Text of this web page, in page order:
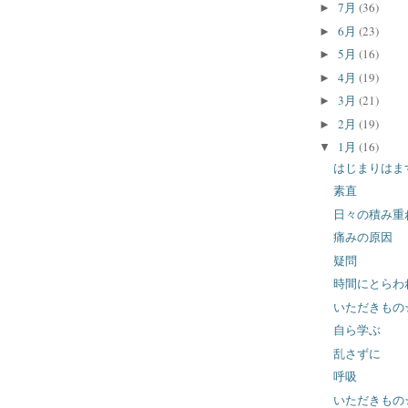
► 7月 (36)
► 6月 (23)
► 5月 (16)
► 4月 (19)
► 3月 (21)
► 2月 (19)
▼ 1月 (16)
はじまりはま
素直
日々の積み重
痛みの原因
疑問
時間にとらわ
いただきも
自ら学ぶ
乱さずに
呼吸
いただきも